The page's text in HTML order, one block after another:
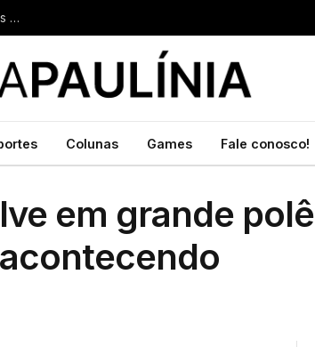
Videogames: Metal Gear Solid: Master Collection 2 terá legendas e menus em portugues
Colunas Games Fale conosco!
em grande